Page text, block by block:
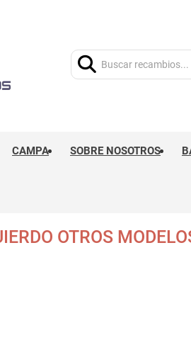
CAMPA SOBRE NOSOTROS
OTROS